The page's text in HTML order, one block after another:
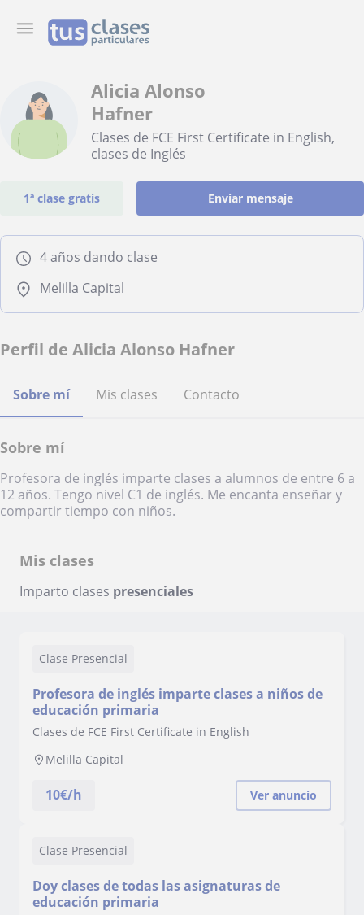
Alicia Alonso
Hafner
Clases de FCE First Certificate in English,
clases de Inglés
1ª clase gratis Enviar mensaje
4 años dando clase
Melilla Capital
Perfil de Alicia Alonso Hafner
Sobre mí Mis clases Contacto
Sobre mí
Profesora de inglés imparte clases a alumnos de entre 6 a
12 años. Tengo nivel C1 de inglés. Me encanta enseñar y
compartir tiempo con niños.
Mis clases
Imparto clases presenciales
Clase Presencial
Profesora de inglés imparte clases a niños de
educación primaria
Clases de FCE First Certificate in English
Melilla Capital
10€/h Ver anuncio
Clase Presencial
Doy clases de todas las asignaturas de
educación primaria